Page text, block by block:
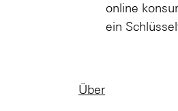
online
ein
Über